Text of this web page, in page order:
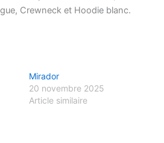
Crewneck et Hoodie blanc.
Mirador
20 novembre 2025
Article similaire